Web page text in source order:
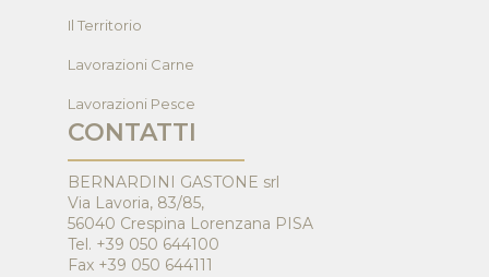
Il Territorio
Lavorazioni Carne
Lavorazioni Pesce
CONTATTI
BERNARDINI GASTONE srl
Via Lavoria, 83/85,
56040 Crespina Lorenzana PISA
Tel. +39 050 644100
Fax +39 050 644111